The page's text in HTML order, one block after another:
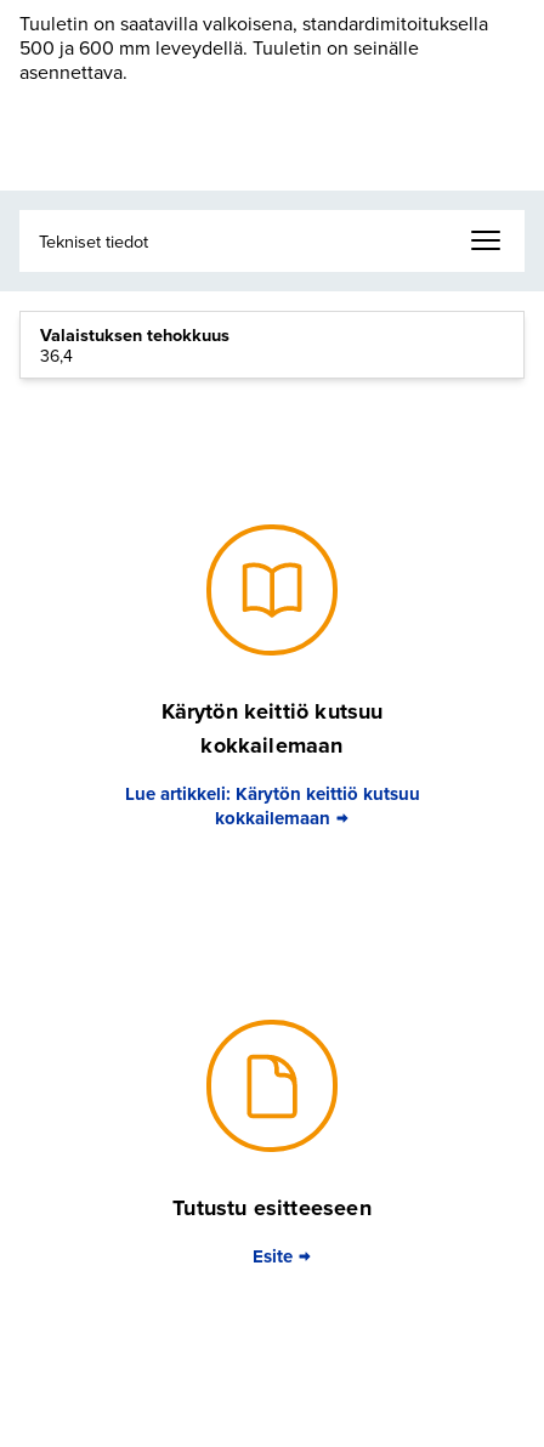
Tuuletin on saatavilla valkoisena, standardimitoituksella
500 ja 600 mm leveydellä. Tuuletin on seinälle
asennettava.
Valaistuksen tehokkuus
36,4
Kärytön keittiö kutsuu
kokkailemaan
Lue artikkeli: Kärytön keittiö kutsuu
kokkailemaan
Tutustu esitteeseen
Esite